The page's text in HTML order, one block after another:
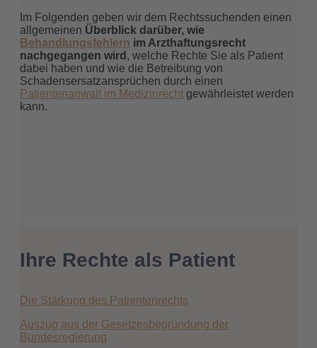
Kontakt
Im Folgenden geben wir dem Rechtssuchenden einen
allgemeinen Überblick darüber, wie
Behandlungsfehlern im Arzthaftungsrecht
nachgegangen wird , welche Rechte Sie als Patient
dabei haben und wie die Betreibung von
Schadensersatzansprüchen durch einen
Patientenanwalt im Medizinrecht gewährleistet werden
kann.
Ihre Rechte als Patient
Die Stärkung des Patientenrechts
Auszug aus der Gesetzesbegründung der
Bundesregierung